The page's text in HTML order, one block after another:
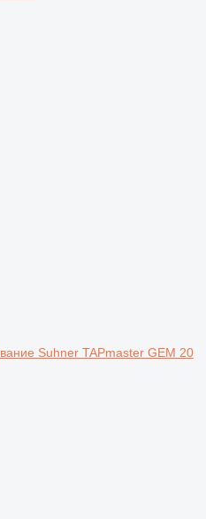
Suhner TAPmaster GEM 20